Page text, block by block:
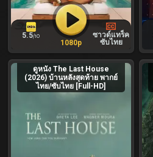
5.5/10
ซาวด์แทร็ค
ซับไทย
1080p
ดูหนัง The Last House
(2026) บ้านหลังสุดท้าย พากย์
ไทย/ซับไทย [Full-HD]